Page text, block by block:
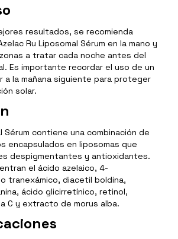
resultados, se recomienda
Ru Liposomal Sérum en la mano y
a tratar cada noche antes del
Es importante recordar el uso de un
la mañana siguiente para proteger
solar.
Sérum contiene una combinación de
encapsulados en liposomas que
despigmentantes y antioxidantes.
el ácido azelaico, 4-
tranexámico, diacetil boldina,
ácido glicirretínico, retinol,
C y extracto de morus alba.